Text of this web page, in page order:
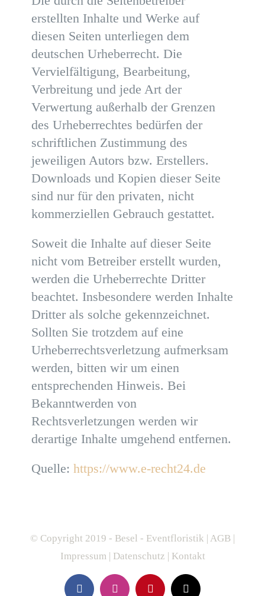
erstellten Inhalte und Werke auf
diesen Seiten unterliegen dem
deutschen Urheberrecht. Die
Vervielfältigung, Bearbeitung,
Verbreitung und jede Art der
Verwertung außerhalb der Grenzen
des Urheberrechtes bedürfen der
schriftlichen Zustimmung des
jeweiligen Autors bzw. Erstellers.
Downloads und Kopien dieser Seite
sind nur für den privaten, nicht
kommerziellen Gebrauch gestattet.
Soweit die Inhalte auf dieser Seite
nicht vom Betreiber erstellt wurden,
werden die Urheberrechte Dritter
beachtet. Insbesondere werden Inhalte
Dritter als solche gekennzeichnet.
Sollten Sie trotzdem auf eine
Urheberrechtsverletzung aufmerksam
werden, bitten wir um einen
entsprechenden Hinweis. Bei
Bekanntwerden von
Rechtsverletzungen werden wir
derartige Inhalte umgehend entfernen.
Quelle: https://www.e-recht24.de
© Copyright 2019 - Besel - Eventfloristik | AGB |
Impressum| Datenschutz | Kontakt
FacebookInstagramPinterestE-